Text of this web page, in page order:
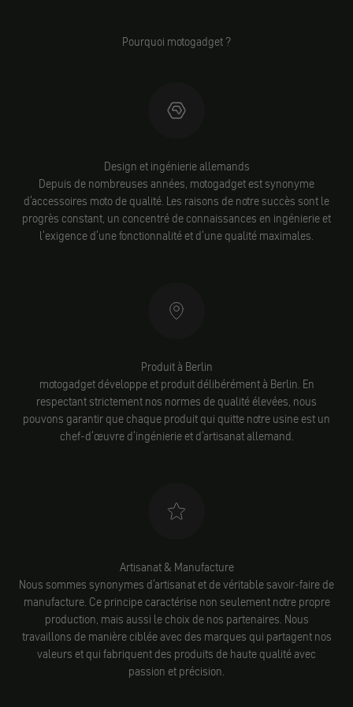
Pourquoi motogadget ?
Design et ingénierie allemands
Depuis de nombreuses années, motogadget est synonyme
d'accessoires moto de qualité. Les raisons de notre succès sont le
progrès constant, un concentré de connaissances en ingénierie et
l'exigence d'une fonctionnalité et d'une qualité maximales.
Produit à Berlin
motogadget développe et produit délibérément à Berlin. En
respectant strictement nos normes de qualité élevées, nous
pouvons garantir que chaque produit qui quitte notre usine est un
chef-d'œuvre d'ingénierie et d'artisanat allemand.
Artisanat & Manufacture
Nous sommes synonymes d'artisanat et de véritable savoir-faire de
manufacture. Ce principe caractérise non seulement notre propre
production, mais aussi le choix de nos partenaires. Nous
travaillons de manière ciblée avec des marques qui partagent nos
valeurs et qui fabriquent des produits de haute qualité avec
passion et précision.